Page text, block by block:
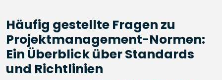
Häufig gestellte Fragen zu
Projektmanagement-Normen:
Ein Überblick über Standards
und Richtlinien